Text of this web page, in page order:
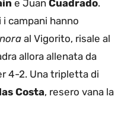
e Juan Cuadrado.
i campani hanno
al Vigorito, risale al
allora allenata da
4-2. Una tripletta di
Costa, resero vana la